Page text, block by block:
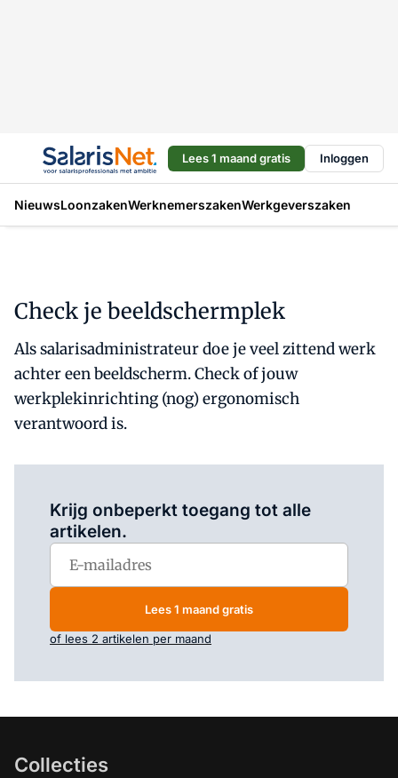
Lees 1 maand gratis Inloggen
NieuwsLoonzakenWerknemerszakenWerkgeverszaken
Check je beeldschermplek
Als salarisadministrateur doe je veel zittend werk
achter een beeldscherm. Check of jouw
werkplekinrichting (nog) ergonomisch
verantwoord is.
Krijg onbeperkt toegang tot alle
artikelen.
Lees 1 maand gratis
of lees 2 artikelen per maand
Collecties